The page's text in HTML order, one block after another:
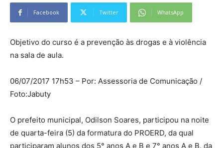
Facebook Twitter WhatsApp
Objetivo do curso é a prevenção às drogas e à violência
na sala de aula.
06/07/2017 17h53 – Por: Assessoria de Comunicação /
Foto:Jabuty
O prefeito municipal, Odilson Soares, participou na noite
de quarta-feira (5) da formatura do PROERD, da qual
participaram alunos dos 5° anos A e B e 7° anos A e B, da